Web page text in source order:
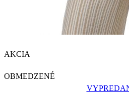
AKCIA
OBMEDZENÉ